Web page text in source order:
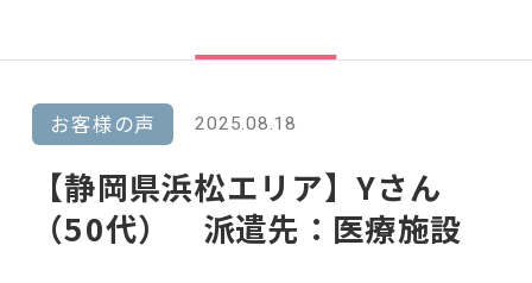
お客様の声 2025.08.18
【静岡県浜松エリア】Yさん
（50代） 派遣先：医療施設